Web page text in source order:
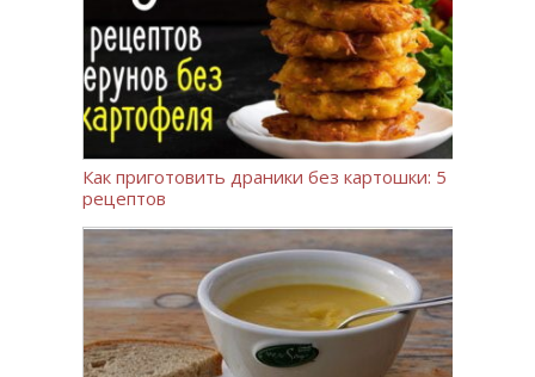
Как приготовить драники без картошки: 5
рецептов